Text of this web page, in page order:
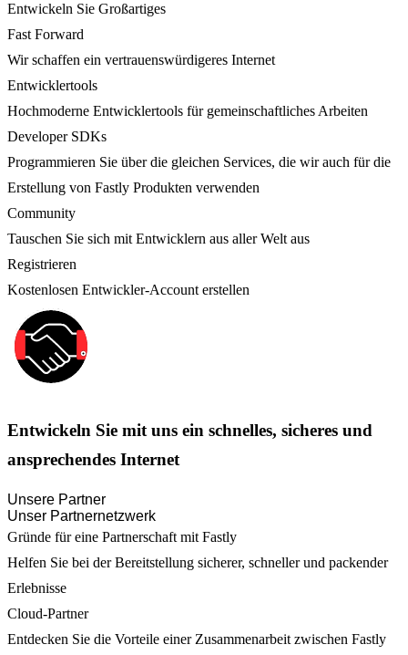
Entwickeln Sie Großartiges
Fast Forward
Wir schaffen ein vertrauenswürdigeres Internet
Entwicklertools
Hochmoderne Entwicklertools für gemeinschaftliches Arbeiten
Developer SDKs
Programmieren Sie über die gleichen Services, die wir auch für die
Erstellung von Fastly Produkten verwenden
Community
Tauschen Sie sich mit Entwicklern aus aller Welt aus
Registrieren
Kostenlosen Entwickler-Account erstellen
Entwickeln Sie mit uns ein schnelles, sicheres und
ansprechendes Internet
Unsere Partner
Unser Partnernetzwerk
Gründe für eine Partnerschaft mit Fastly
Helfen Sie bei der Bereitstellung sicherer, schneller und packender
Erlebnisse
Cloud-Partner
Entdecken Sie die Vorteile einer Zusammenarbeit zwischen Fastly